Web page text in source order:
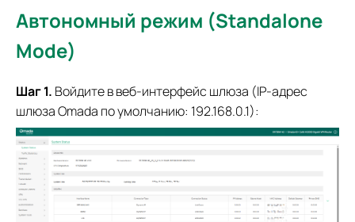
Автономный режим (Standalone
Mode)
Шаг 1. Войдите в веб-интерфейс шлюза (IP-адрес
шлюза Omada по умолчанию: 192.168.0.1):